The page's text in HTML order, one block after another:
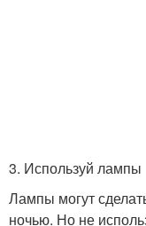
3. Используй лампы
Лампы могут
ночью. Но не